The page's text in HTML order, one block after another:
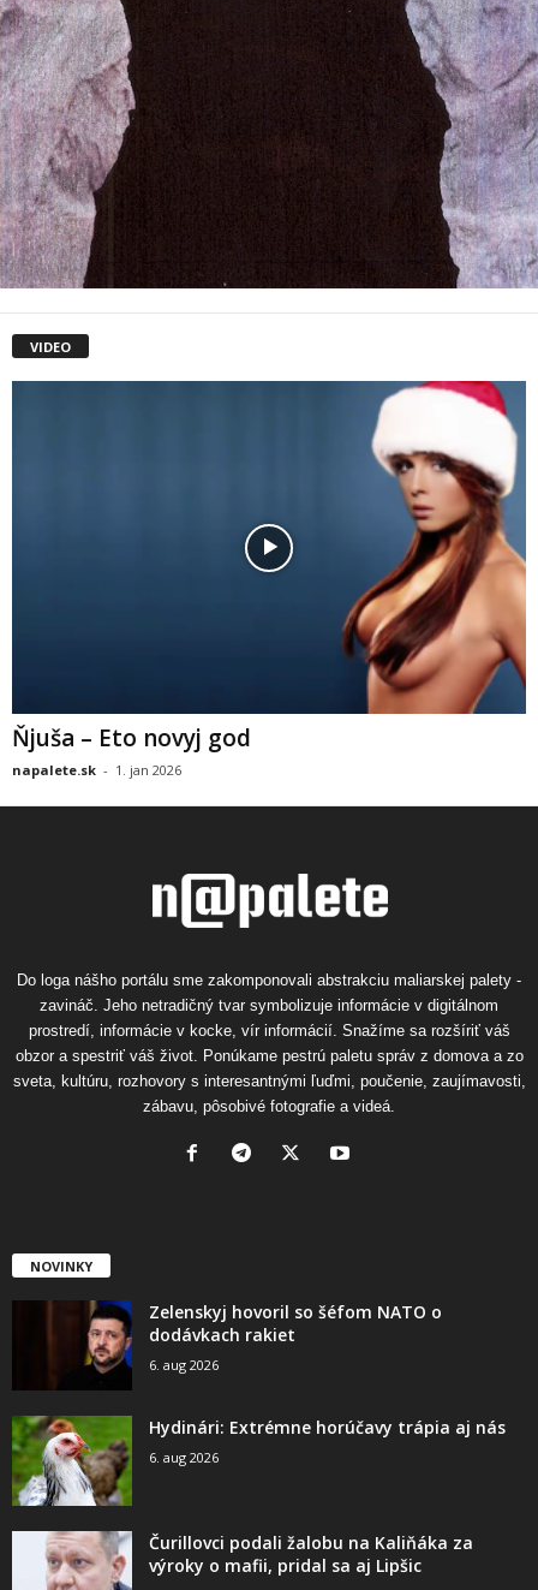
VIDEO
Ňjuša – Eto novyj god
napalete.sk - 1. jan 2026
Do loga nášho portálu sme zakomponovali abstrakciu maliarskej palety -
zavináč. Jeho netradičný tvar symbolizuje informácie v digitálnom
prostredí, informácie v kocke, vír informácií. Snažíme sa rozšíriť váš
obzor a spestriť váš život. Ponúkame pestrú paletu správ z domova a zo
sveta, kultúru, rozhovory s interesantnými ľuďmi, poučenie, zaujímavosti,
zábavu, pôsobivé fotografie a videá.
NOVINKY
Zelenskyj hovoril so šéfom NATO o
dodávkach rakiet
6. aug 2026
Hydinári: Extrémne horúčavy trápia aj nás
6. aug 2026
Čurillovci podali žalobu na Kaliňáka za
výroky o mafii, pridal sa aj Lipšic